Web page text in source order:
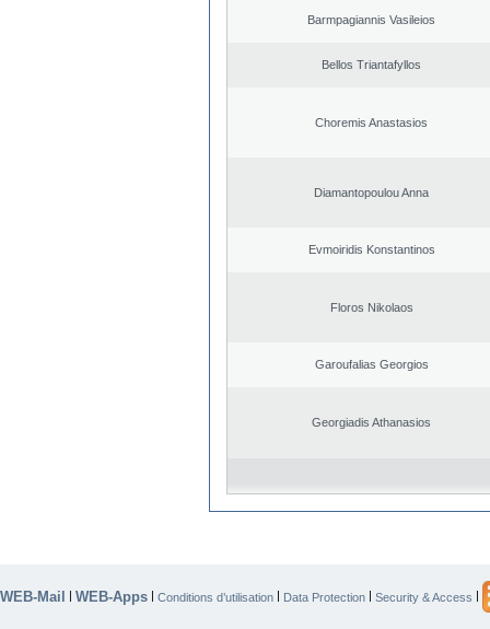
Barmpagiannis Vasileios
Bellos Triantafyllos
Choremis Anastasios
Diamantopoulou Anna
Evmoiridis Konstantinos
Floros Nikolaos
Garoufalias Georgios
Georgiadis Athanasios
WEB-Mail | WEB-Apps | Conditions d’utilisation | Data Protection | Security & Access |